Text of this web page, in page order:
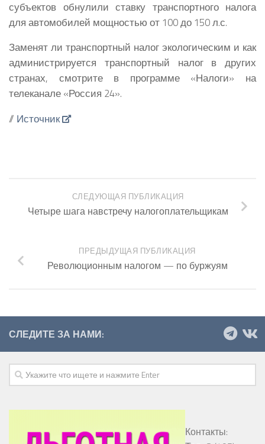
субъектов обнулили ставку транспортного налога
для автомобилей мощностью от 100 до 150 л.с.
Заменят ли транспортный налог экологическим и как
администрируется транспортный налог в других
странах, смотрите в программе «Налоги» на
телеканале «Россия 24».
// Источник
СЛЕДУЮЩАЯ ПУБЛИКАЦИЯ
Четыре шага навстречу налогоплательщикам
ПРЕДЫДУЩАЯ ПУБЛИКАЦИЯ
Революционным налогом — по буржуям
СЛЕДИТЕ ЗА НАМИ:
Контакты: